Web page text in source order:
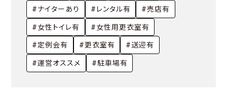
#ナイターあり #レンタル有 #売店有
#女性トイレ有 #女性用更衣室有
#定例会有 #更衣室有 #送迎有
#運営オススメ #駐車場有